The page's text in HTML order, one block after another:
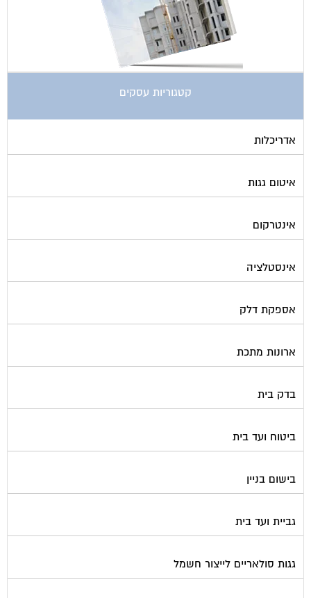
קטגוריות עסקים
אדריכלות
איטום גגות
אינטרקום
אינסטלציה
אספקת דלק
ארונות מתכת
בדק בית
ביטוח ועד בית
בישום בניין
גביית ועד בית
גגות סולאריים לייצור חשמל